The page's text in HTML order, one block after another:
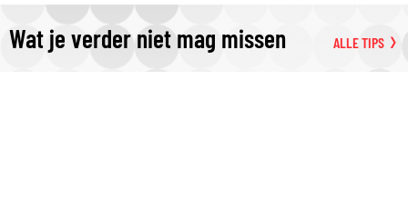
Wat je verder niet mag missen ALLE TIPS